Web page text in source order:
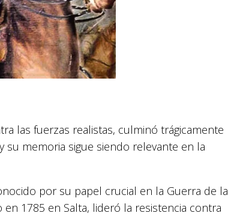
las fuerzas realistas, culminó trágicamente
su memoria sigue siendo relevante en la
por su papel crucial en la Guerra de la
1785 en Salta, lideró la resistencia contra